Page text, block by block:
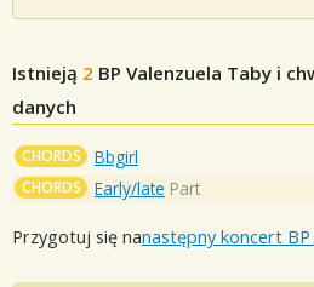
Istnieją 2 BP Valenzuela Taby i
danych
CHORDS Bbgirl
CHORDS Early/late Part
Przygotuj się nanastępny koncert BP